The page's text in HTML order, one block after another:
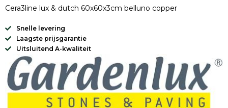
Cera3line lux & dutch 60x60x3cm belluno copper
Snelle levering
Laagste prijsgarantie
Uitsluitend A-kwaliteit